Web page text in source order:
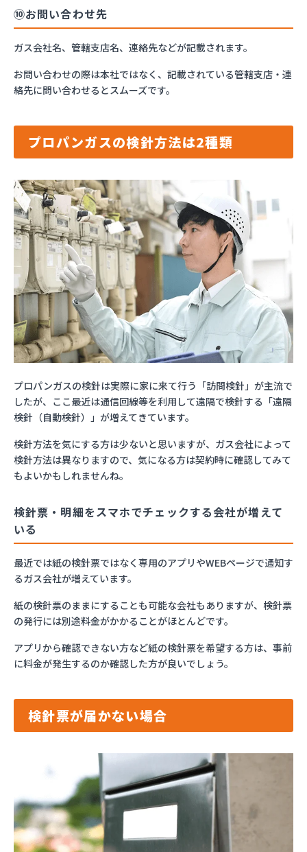
⑩お問い合わせ先
ガス会社名、管轄支店名、連絡先などが記載されます。
お問い合わせの際は本社ではなく、記載されている管轄支店・連
絡先に問い合わせるとスムーズです。
プロパンガスの検針方法は2種類
プロパンガスの検針は実際に家に来て行う「訪問検針」が主流で
したが、ここ最近は通信回線等を利用して遠隔で検針する「遠隔
検針（自動検針）」が増えてきています。
検針方法を気にする方は少ないと思いますが、ガス会社によって
検針方法は異なりますので、気になる方は契約時に確認してみて
もよいかもしれませんね。
検針票・明細をスマホでチェックする会社が増えて
いる
最近では紙の検針票ではなく専用のアプリやWEBページで通知す
るガス会社が増えています。
紙の検針票のままにすることも可能な会社もありますが、検針票
の発行には別途料金がかかることがほとんどです。
アプリから確認できない方など紙の検針票を希望する方は、事前
に料金が発生するのか確認した方が良いでしょう。
検針票が届かない場合